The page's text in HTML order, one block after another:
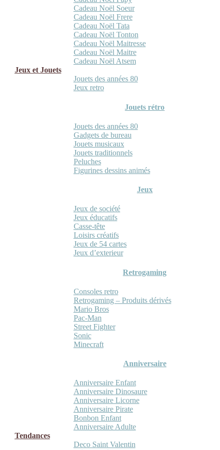
Cadeau Noël Soeur
Cadeau Noël Frere
Cadeau Noël Tata
Cadeau Noël Tonton
Cadeau Noël Maitresse
Cadeau Noël Maitre
Cadeau Noël Atsem
Jeux et Jouets
Jouets des années 80
Jeux retro
Jouets rétro
Jouets des années 80
Gadgets de bureau
Jouets musicaux
Jouets traditionnels
Peluches
Figurines dessins animés
Jeux
Jeux de société
Jeux éducatifs
Casse-tête
Loisirs créatifs
Jeux de 54 cartes
Jeux d’exterieur
Retrogaming
Consoles retro
Retrogaming – Produits dérivés
Mario Bros
Pac-Man
Street Fighter
Sonic
Minecraft
Anniversaire
Anniversaire Enfant
Anniversaire Dinosaure
Anniversaire Licorne
Anniversaire Pirate
Bonbon Enfant
Anniversaire Adulte
Tendances
Deco Saint Valentin